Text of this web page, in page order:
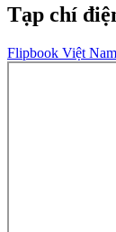
Tạp chí
Flipbook Việt Nam